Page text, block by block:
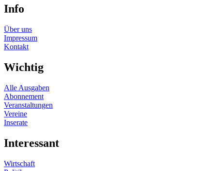
Info
Über uns
Impressum
Kontakt
Wichtig
Alle Ausgaben
Abonnement
Veranstaltungen
Vereine
Inserate
Interessant
Wirtschaft